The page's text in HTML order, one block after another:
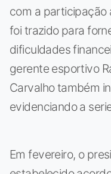
com a participação
foi trazido para
dificuldades
gerente esportivo
Carvalho também
evidenciando a
Em fevereiro, o